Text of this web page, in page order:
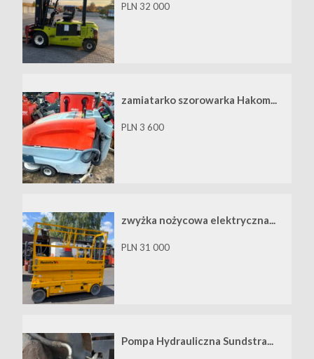
PLN 32 000
zamiatarko szorowarka Hakom...
PLN 3 600
zwyżka nożycowa elektryczna...
PLN 31 000
Pompa Hydrauliczna Sundstra...